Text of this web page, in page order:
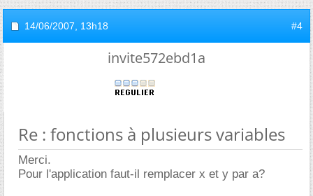
14/06/2007, 13h18 #4
invite572ebd1a
Re : fonctions à plusieurs variables
Merci.
Pour l'application faut-il remplacer x et y par a?